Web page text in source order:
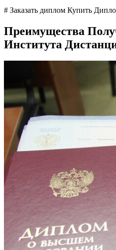
# Заказать диплом Купить
Преимущества
Института